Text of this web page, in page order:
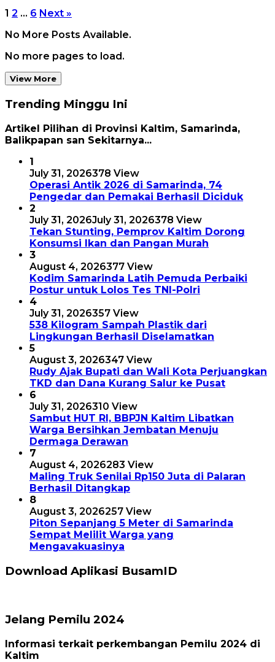
1 2 … 6 Next »
No More Posts Available.
No more pages to load.
View More
Trending Minggu Ini
Artikel Pilihan di Provinsi Kaltim, Samarinda,
Balikpapan san Sekitarnya...
1
July 31, 2026378 View
Operasi Antik 2026 di Samarinda, 74
Pengedar dan Pemakai Berhasil Diciduk
2
July 31, 2026July 31, 2026378 View
Tekan Stunting, Pemprov Kaltim Dorong
Konsumsi Ikan dan Pangan Murah
3
August 4, 2026377 View
Kodim Samarinda Latih Pemuda Perbaiki
Postur untuk Lolos Tes TNI-Polri
4
July 31, 2026357 View
538 Kilogram Sampah Plastik dari
Lingkungan Berhasil Diselamatkan
5
August 3, 2026347 View
Rudy Ajak Bupati dan Wali Kota Perjuangkan
TKD dan Dana Kurang Salur ke Pusat
6
July 31, 2026310 View
Sambut HUT RI, BBPJN Kaltim Libatkan
Warga Bersihkan Jembatan Menuju
Dermaga Derawan
7
August 4, 2026283 View
Maling Truk Senilai Rp150 Juta di Palaran
Berhasil Ditangkap
8
August 3, 2026257 View
Piton Sepanjang 5 Meter di Samarinda
Sempat Melilit Warga yang
Mengavakuasinya
Download Aplikasi BusamID
Jelang Pemilu 2024
Informasi terkait perkembangan Pemilu 2024 di
Kaltim